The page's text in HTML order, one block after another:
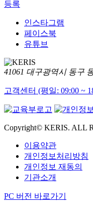
등록
인스타그램
페이스북
유튜브
41061 대구광역시 동구
고객센터 (평일: 09:00 ~
Copyright© KERIS. ALL
이용약관
개인정보처리방침
개인정보 재동의
기관소개
PC 버전 바로가기